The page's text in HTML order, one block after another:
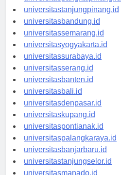
universitaspangkalpinang.id
universitastanjungpinang.id
universitasbandung.id
universitassemarang.id
universitasyogyakarta.id
universitassurabaya.id
universitasserang.id
universitasbanten.id
universitasbali.id
universitasdenpasar.id
universitaskupang.id
universitaspontianak.id
universitaspalangkaraya.id
universitasbanjarbaru.id
universitastanjungselor.id